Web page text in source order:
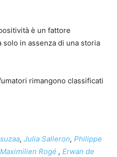
è un fattore
in assenza di una storia
rimangono classificati
, Julia Salleron, Philippe
Maximilien Rogé , Erwan de